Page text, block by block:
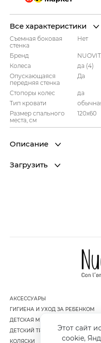
Все характеристики
Съемная боковая
стенка
Нет
Бренд
Колеса
да (4)
Опускающаяся
передняя стенка
Да
Стопоры колес
да
Тип кровати
Размер спального
места, см
120x60
Описание
Загрузить
АКСЕССУАРЫ
ГИГИЕНА И УХОД ЗА РЕБЕНКОМ
ДЕТСКАЯ МЕБЕЛЬ
ДЕТСКИЙ ТРАНСПОРТ
КОЛЯСКИ
Этот сайт
cookie,